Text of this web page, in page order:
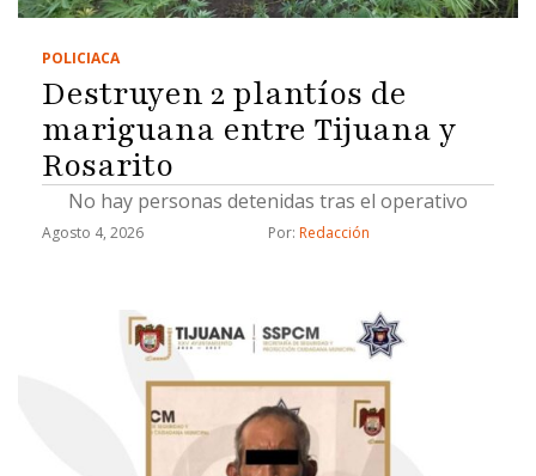
POLICIACA
Destruyen 2 plantíos de
mariguana entre Tijuana y
Rosarito
No hay personas detenidas tras el operativo
Agosto 4, 2026 Por: Redacción